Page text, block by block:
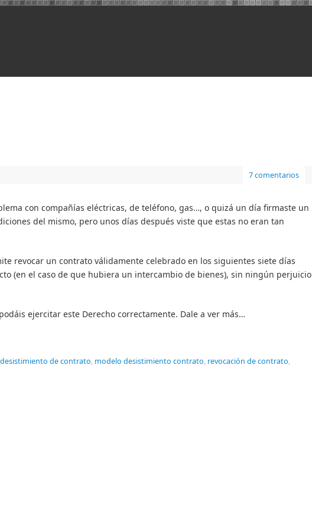
7 comentarios
con compañías eléctricas, de teléfono, gas…, o quizá un día firmaste un
del mismo, pero unos días después viste que estas no eran tan
revocar un contrato válidamente celebrado en los siguientes siete días
(en el caso de que hubiera un intercambio de bienes), sin ningún perjuicio
ejercitar este Derecho correctamente. Dale a ver más…
de contrato, modelo desistimiento contrato, revocación de contrato,